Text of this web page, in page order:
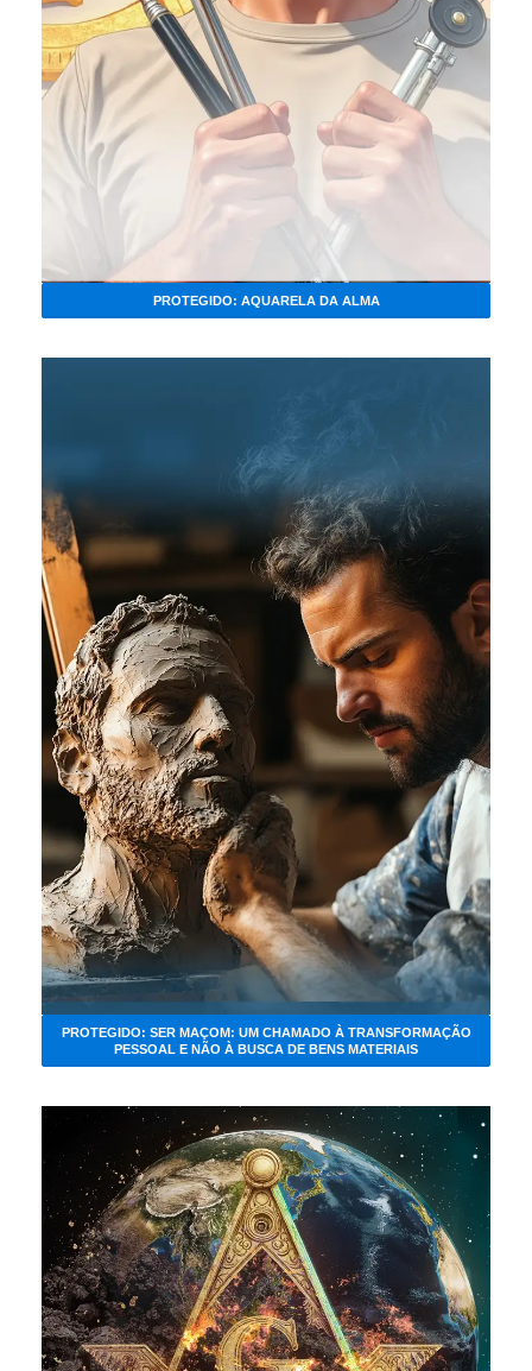
PROTEGIDO: AQUARELA DA ALMA
PROTEGIDO: SER MAÇOM: UM CHAMADO À TRANSFORMAÇÃO
PESSOAL E NÃO À BUSCA DE BENS MATERIAIS